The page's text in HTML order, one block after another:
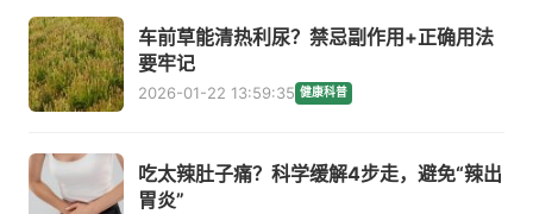
车前草能清热利尿？禁忌副作用+正确用法
要牢记
2026-01-22 13:59:35 健康科普
吃太辣肚子痛？科学缓解4步走，避免“辣出
胃炎”